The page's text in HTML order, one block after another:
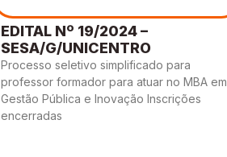
EDITAL Nº 19/2024 –
SESA/G/UNICENTRO
Processo seletivo simplificado para
professor formador para atuar no MBA em
Gestão Pública e Inovação Inscrições
encerradas